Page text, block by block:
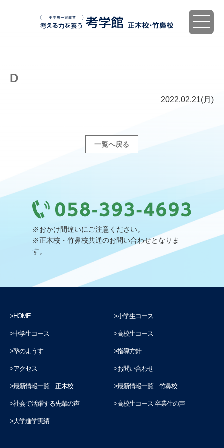
toggle
D
2022.02.21(月)
一覧へ戻る
※おかけ間違いにご注意ください。
※正木校・竹鼻校共通のお問い合わせとなりま
す。
HOME 小学生コース
中学生コース 高校生コース
塾のようす 指導方針
アクセス お問い合わせ
最新情報一覧 正木校 最新情報一覧 竹鼻校
社会で活躍する先輩の声 高校生コース 卒業生の声
大学進学実績